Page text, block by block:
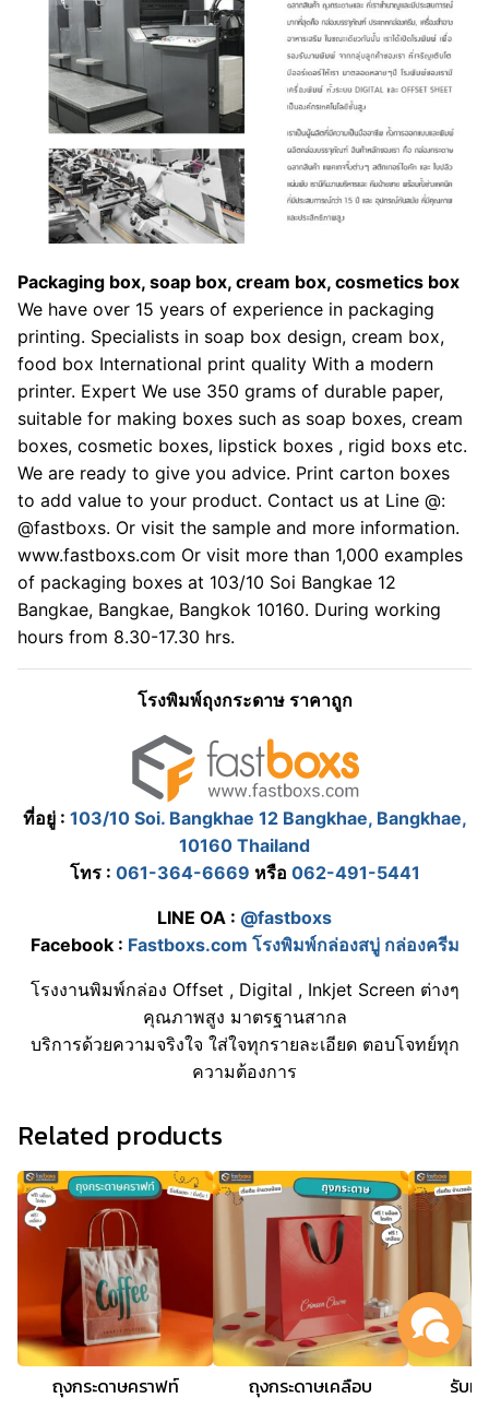
Packaging box, soap box, cream box, cosmetics box
We have over 15 years of experience in packaging
printing. Specialists in soap box design, cream box,
food box International print quality With a modern
printer. Expert We use 350 grams of durable paper,
suitable for making boxes such as soap boxes, cream
boxes, cosmetic boxes, lipstick boxes , rigid boxs etc.
We are ready to give you advice. Print carton boxes
to add value to your product. Contact us at Line @:
@fastboxs. Or visit the sample and more information.
www.fastboxs.com Or visit more than 1,000 examples
of packaging boxes at 103/10 Soi Bangkae 12
Bangkae, Bangkae, Bangkok 10160. During working
hours from 8.30-17.30 hrs.
โรงพิมพ์ถุงกระดาษ ราคาถูก
ที่อยู่ : 103/10 Soi. Bangkhae 12 Bangkhae, Bangkhae,
10160 Thailand
โทร : 061-364-6669 หรือ 062-491-5441
LINE OA : @fastboxs
Facebook : Fastboxs.com โรงพิมพ์กล่องสบู่ กล่องครีม
โรงงานพิมพ์กล่อง Offset , Digital , Inkjet Screen ต่างๆ
คุณภาพสูง มาตรฐานสากล
บริการด้วยความจริงใจ ใส่ใจทุกรายละเอียด ตอบโจทย์ทุก
ความต้องการ
Related products
ถุงกระดาษคราฟท์ ถุงกระดาษเคลือบ รับท